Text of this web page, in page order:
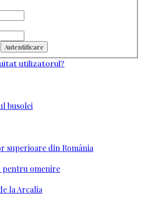
utilizatorul?
busolei
superioare din România
pentru omenire
la Arcalia